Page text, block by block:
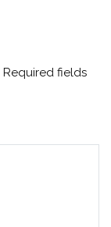
Required fields